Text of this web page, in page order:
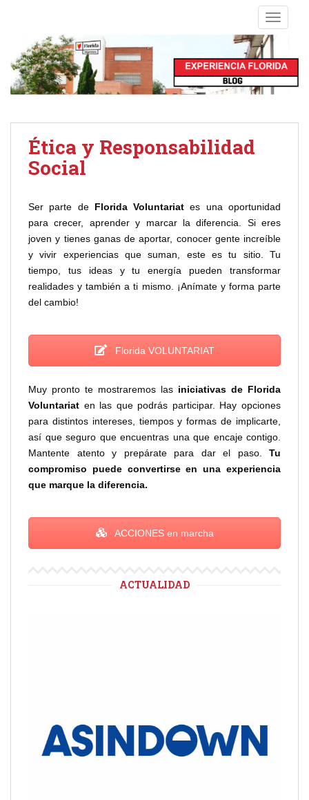
Ética y Responsabilidad
Social
Ser parte de Florida Voluntariat es una oportunidad
para crecer, aprender y marcar la diferencia. Si eres
joven y tienes ganas de aportar, conocer gente increíble
y vivir experiencias que suman, este es tu sitio. Tu
tiempo, tus ideas y tu energía pueden transformar
realidades y también a ti mismo. ¡Anímate y forma parte
del cambio!
Florida VOLUNTARIAT
Muy pronto te mostraremos las iniciativas de Florida
Voluntariat en las que podrás participar. Hay opciones
para distintos intereses, tiempos y formas de implicarte,
así que seguro que encuentras una que encaje contigo.
Mantente atento y prepárate para dar el paso. Tu
compromiso puede convertirse en una experiencia
que marque la diferencia.
ACCIONES en marcha
ACTUALIDAD